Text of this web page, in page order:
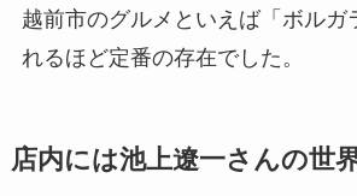
越前市のグルメといえば「ボルガ
れるほど定番の存在でした。
店内には池上遼一さんの世